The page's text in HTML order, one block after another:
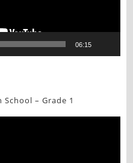
06:15
– Grade 1